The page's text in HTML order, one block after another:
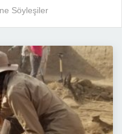
Söyleşiler